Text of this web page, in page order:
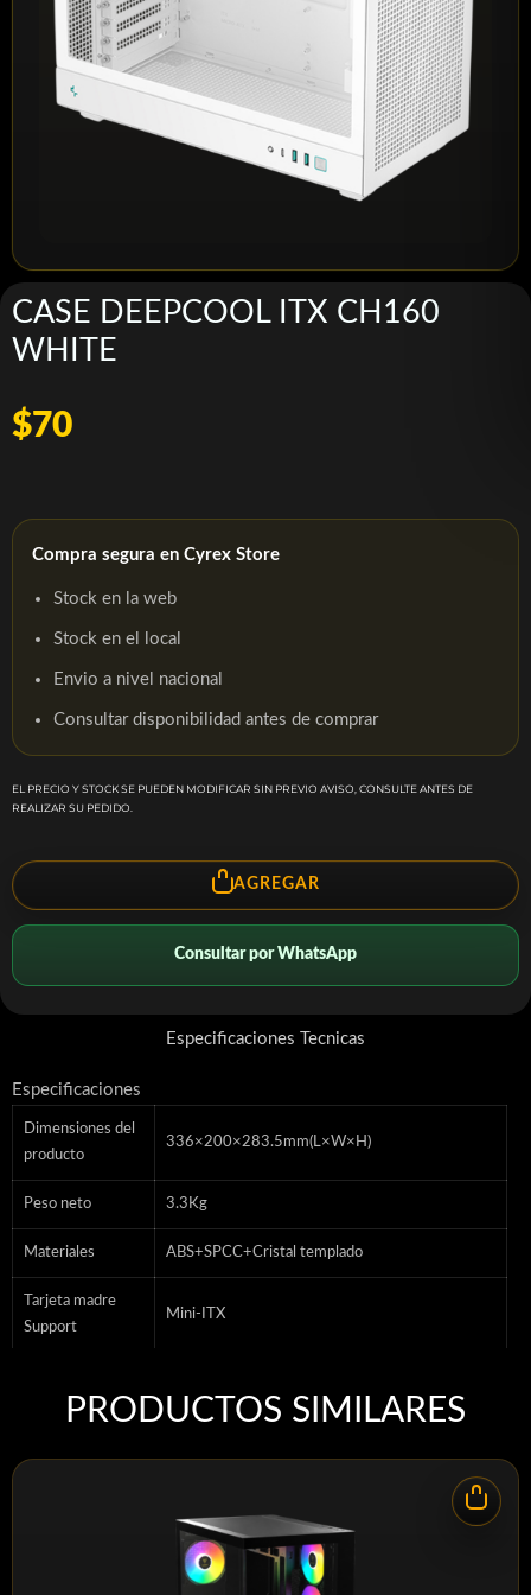
CASE DEEPCOOL ITX CH160
WHITE
$70
Compra segura en Cyrex Store
Stock en la web
Stock en el local
Envio a nivel nacional
Consultar disponibilidad antes de comprar
EL PRECIO Y STOCK SE PUEDEN MODIFICAR SIN PREVIO AVISO, CONSULTE ANTES DE
REALIZAR SU PEDIDO.
AGREGAR
Consultar por WhatsApp
Especificaciones Tecnicas
Especificaciones
Dimensiones del
producto
336×200×283.5mm(L×W×H)
Peso neto 3.3Kg
Materiales ABS+SPCC+Cristal templado
Tarjeta madre
Support
Mini-ITX
frontales
3.5" Drive Bays
1（2.5 SSD / 3.5 HDD / Frente 120 FAN
:Choose one of the three）
PRODUCTOS SIMILARES